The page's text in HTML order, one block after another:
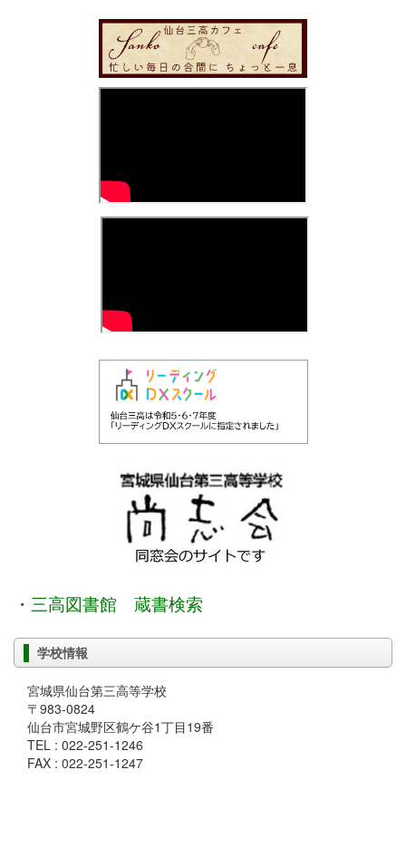
・ 三高図書館 蔵書検索
学校情報
宮城県仙台第三高等学校
〒983-0824
仙台市宮城野区鶴ケ谷1丁目19番
TEL : 022-251-1246
FAX : 022-251-1247